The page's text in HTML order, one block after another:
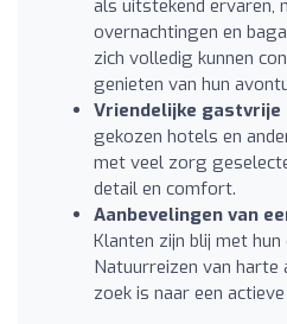
als uitstekend ervaren,
overnachtingen en
zich volledig kunnen
genieten van hun
Vriendelijke gastvrije
gekozen hotels en
met veel zorg
detail en comfort.
Aanbevelingen van
Klanten zijn blij met
Natuurreizen van harte
zoek is naar een